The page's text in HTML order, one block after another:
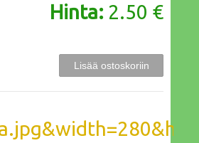
Hinta: 2.50 €